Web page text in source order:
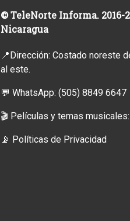
© TeleNorte Informa. 2016-
Nicaragua
📍Dirección: Costado noreste
al este.
💬 WhatsApp:(505) 8849 6647
🎬 Películas y temas
📡 Políticas de Privacidad